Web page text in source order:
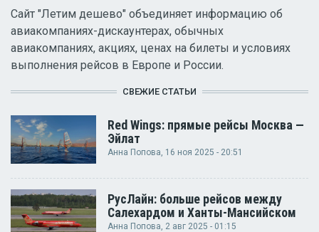
Сайт "Летим дешево" объединяет информацию об
авиакомпаниях-дискаунтерах, обычных
авиакомпаниях, акциях, ценах на билеты и условиях
выполнения рейсов в Европе и России.
СВЕЖИЕ СТАТЬИ
Red Wings: прямые рейсы Москва —
Эйлат
Анна Попова, 16 ноя 2025 - 20:51
РусЛайн: больше рейсов между
Салехардом и Ханты-Мансийском
Анна Попова , 2 авг 2025 - 01:15